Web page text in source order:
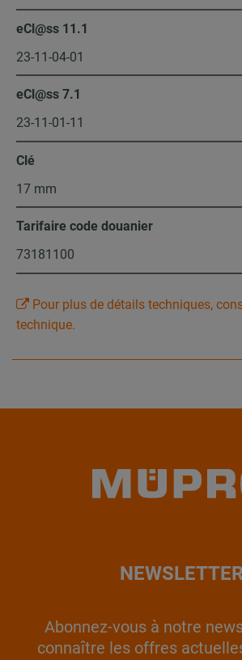
eCl@ss 11.1
23-11-04-01
eCl@ss 7.1
23-11-01-11
Clé
17 mm
Tarifaire code douanier
73181100
Pour plus de détails techniques,
technique.
Abonnez-vous à notre
connaître les offres